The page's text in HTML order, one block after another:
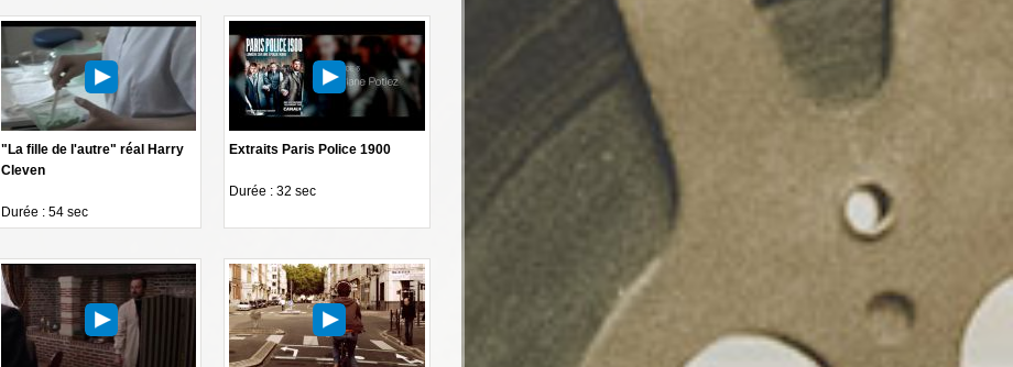
"La fille de l'autre" réal Harry
Cleven
Durée : 54 sec
Extraits Paris Police 1900
Durée : 32 sec